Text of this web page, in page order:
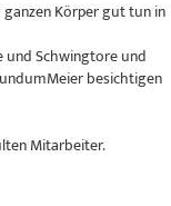
Körper gut tun in
und Schwingtore und
besichtigen
Mitarbeiter.